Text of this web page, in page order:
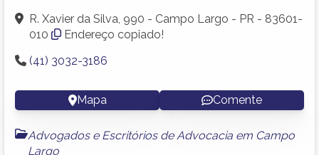
R. Xavier da Silva, 990 - Campo Largo - PR - 83601-
010
Endereço copiado!
(41) 3032-3186
Mapa Comente
Advogados e Escritórios de Advocacia em Campo
Largo